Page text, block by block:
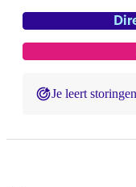
Je leert